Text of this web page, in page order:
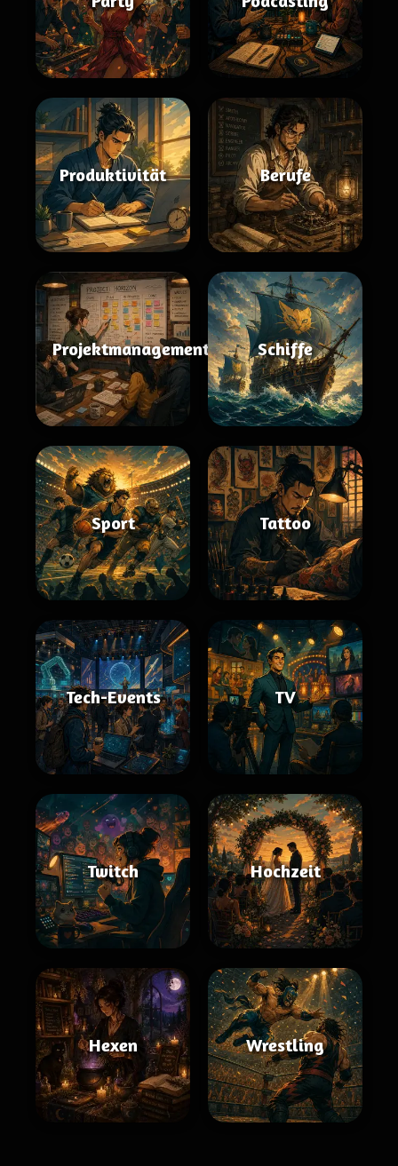
Produktivität Berufe
Projektmanagement Schiffe
Sport Tattoo
Tech-Events TV
Twitch Hochzeit
Hexen Wrestling